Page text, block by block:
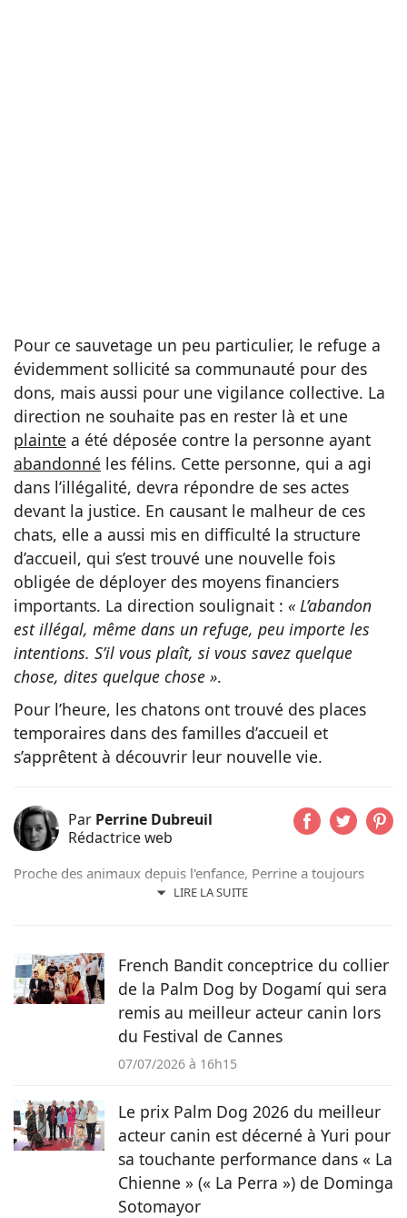
Pour ce sauvetage un peu particulier, le refuge a
évidemment sollicité sa communauté pour des
dons, mais aussi pour une vigilance collective. La
direction ne souhaite pas en rester là et une
plainte a été déposée contre la personne ayant
abandonné les félins. Cette personne, qui a agi
dans l’illégalité, devra répondre de ses actes
devant la justice. En causant le malheur de ces
chats, elle a aussi mis en difficulté la structure
d’accueil, qui s’est trouvé une nouvelle fois
obligée de déployer des moyens financiers
importants. La direction soulignait : « L’abandon
est illégal, même dans un refuge, peu importe les
intentions. S’il vous plaît, si vous savez quelque
chose, dites quelque chose ».
Pour l’heure, les chatons ont trouvé des places
temporaires dans des familles d’accueil et
s’apprêtent à découvrir leur nouvelle vie.
Par Perrine Dubreuil
Rédactrice web
LIRE LA SUITE
Proche des animaux depuis l'enfance, Perrine a toujours
évolué aux côtés de chats, de chiens ou encore d'oiseaux.
à raconter les histoires de nos amis à quatre pattes pour le
magazine Pets Dating.French Bandit conceptrice du collier
de la Palm Dog by Dogamí qui sera
remis au meilleur acteur canin lors
du Festival de Cannes
07/07/2026 à 16h15
Le prix Palm Dog 2026 du meilleur
acteur canin est décerné à Yuri pour
sa touchante performance dans « La
Chienne » (« La Perra ») de Dominga
Sotomayor